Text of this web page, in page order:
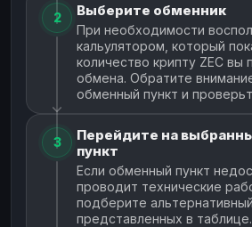
2 Выберите обменник
При необходимости
кальулятором, который
количество крипту ZEC вы
обмена. Обратите
обменный пункт и
3
Перейдите на
пункт
Если обменный пункт
проводит технические
подберите
представленных в таблице.